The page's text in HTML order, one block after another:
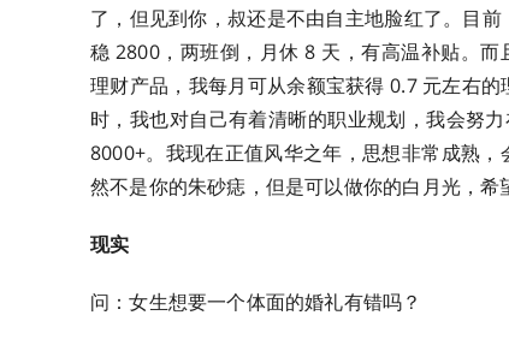
了，但见到你，叔还是不由自主地脸红了。目
稳 2800，两班倒，月休 8 天，有高温补贴。
理财产品，我每月可从余额宝获得 0.7 元左右
时，我也对自己有着清晰的职业规划，我会努
8000+。我现在正值风华之年，思想非常成熟
然不是你的朱砂痣，但是可以做你的白月光，希
现实
问：女生想要一个体面的婚礼有错吗？